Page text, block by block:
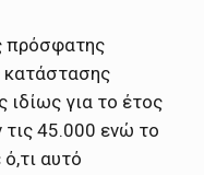
πρόσφατης
κατάστασης
ιδίως για το έτος
τις 45.000 ενώ το
αυτό